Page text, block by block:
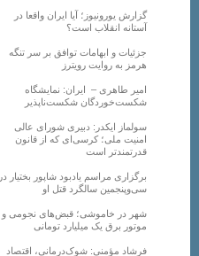
گزارش یورونیوز؛ آیا ایران واقعا در
آستانه انقلاب است؟
جزئیات و ابهامات توافق بر سر تنگه
هرمز به روایت رویترز
امیر طاهری – ایران: نمایشگاه
شکست‌خوردگان شکست‌ناپذیر
سولماز ایکدر: دبیری شورای عالی
امنیت ملی؛ کرسی‌ای که از قانون
قدرتمندتر است
برگزاری مراسم یادبود شاپور بختیار در
سی‌وپنجمین سالگرد قتل او
شهر در خاموشی؛ قبض‌های نجومی و
موتور برق یک میلیارد تومانی
فرشاد مؤمنی: شوک‌درمانی، اقتصاد